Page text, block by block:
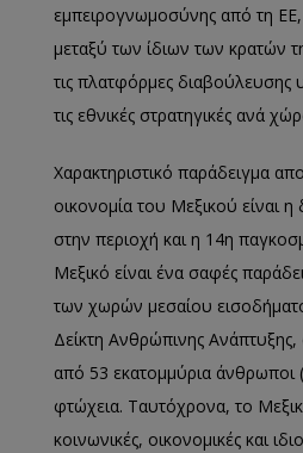
εμπειρογνωμοσύνης από τη
μεταξύ των ίδιων των κρατών
τις πλατφόρμες διαβούλευσης
τις εθνικές στρατηγικές ανά
Χαρακτηριστικό παράδειγμα
οικονομία του Μεξικού είναι
στην περιοχή και η 14η
Μεξικό είναι ένα σαφές
των χωρών μεσαίου
Δείκτη Ανθρώπινης
από 53 εκατομμύρια άνθρωποι
φτώχεια. Ταυτόχρονα, το
κοινωνικές, οικονομικές και